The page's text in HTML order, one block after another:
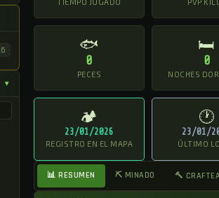
▾
🐟
0
PECES
🛏
0
NOCHES
🏕
23/01/2026
REGISTRO EN EL MAPA
🕐
23/01/
ÚLTIMO
📊 RESUMEN ⛏ MINADO 🔨